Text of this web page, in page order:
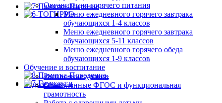
Организация горячего питания
Меню ежедневного горячего завтрака
обучающихся 1-4 классов
Меню ежедневного горячего завтрака
обучающихся 5-11 классов
Меню ежедневного горячего обеда
обучающихся 1-9 классов
Обучение и воспитание
Расписание уроков
Обновленные ФГОС и функциональная
грамотность